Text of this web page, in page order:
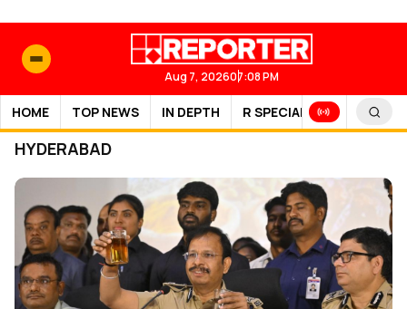
Aug 7, 202607:08 PM
HOME TOP NEWS IN DEPTH R SPECIAL SPORTS
HYDERABAD